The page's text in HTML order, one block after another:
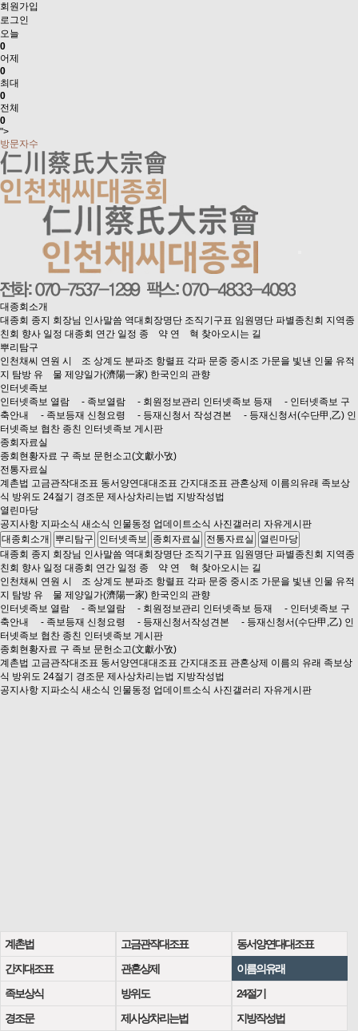
회원가입
로그인
오늘
0
어제
0
최대
0
전체
0
">
방문자수
대종회소개
대종회 종지 회장님 인사말씀 역대회장명단 조직기구표 임원명단 파별종친회 지역종
친회 향사 일정 대종회 연간 일정 종 약 연 혁 찾아오시는 길
뿌리탐구
인천채씨 연원 시 조 상계도 분파조 항렬표 각파 문중 중시조 가문을 빛낸 인물 유적
지 탐방 유 물 제양일가(濟陽一家) 한국인의 관향
인터넷족보
인터넷족보 열람
- 족보열람 - 회원정보관리 인터넷족보 등재
- 인터넷족보 구
축안내
- 족보등재 신청요령 - 등재신청서 작성견본 - 등재신청서(수단甲,乙) 인
터넷족보 협찬 종친 인터넷족보 게시판
종회자료실
종회현황자료 구 족보 문헌소고(文獻小攷)
전통자료실
계촌법 고금관작대조표 동서양연대대조표 간지대조표 관혼상제 이름의유래 족보상
식 방위도 24절기 경조문 제사상차리는법 지방작성법
열린마당
공지사항 지파소식 새소식 인물동정 업데이트소식 사진갤러리 자유게시판
대종회소개
뿌리탐구 인터넷족보 종회자료실 전통자료실
열린마당
대종회 종지 회장님 인사말씀 역대회장명단 조직기구표 임원명단 파별종친회 지역종
친회 향사 일정 대종회 연간 일정 종 약 연 혁 찾아오시는 길
인천채씨 연원 시 조 상계도 분파조 항렬표 각파 문중 중시조 가문을 빛낸 인물 유적
지 탐방 유 물 제양일가(濟陽一家) 한국인의 관향
인터넷족보 열람
- 족보열람 - 회원정보관리 인터넷족보 등재
- 인터넷족보 구
축안내
- 족보등재 신청요령 - 등재신청서작성견본 - 등재신청서(수단甲,乙) 인
터넷족보 협찬 종친 인터넷족보 게시판
종회현황자료 구 족보 문헌소고(文獻小攷)
계촌법 고금관작대조표 동서양연대대조표 간지대조표 관혼상제 이름의 유래 족보상
식 방위도 24절기 경조문 제사상차리는법 지방작성법
공지사항 지파소식 새소식 인물동정 업데이트소식 사진갤러리 자유게시판
계촌법 고금관작대조표
동서양연대대조표
간지대조표
관혼상제
이름의유래
족보상식
방위도
24절기
경조문
제사상차리는법 지방작성법